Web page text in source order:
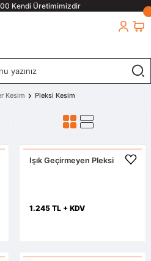
Kendi Üretimimizdir
Kesim Pleksi Kesim
Işık Geçirmeyen Pleksi
1.245 TL + KDV